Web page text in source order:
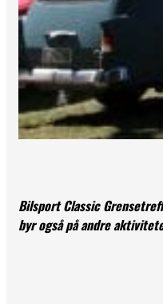
Bilsport Classic
byr også på andre